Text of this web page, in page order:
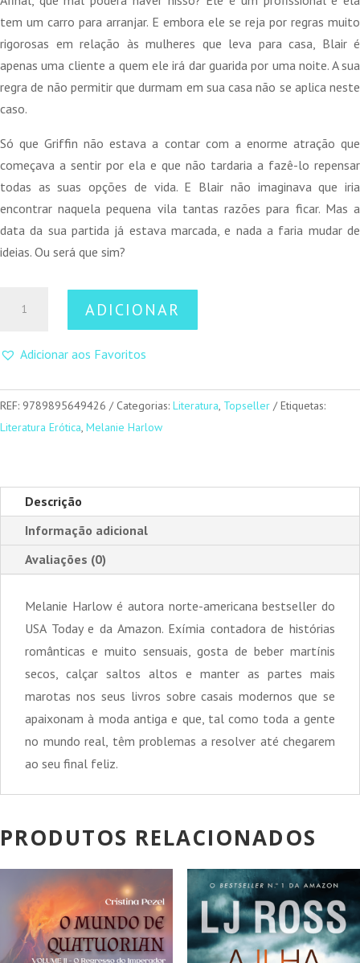
tem um carro para arranjar. E embora ele se reja por regras muito
rigorosas em relação às mulheres que leva para casa, Blair é
apenas uma cliente a quem ele irá dar guarida por uma noite. A sua
regra de não permitir que durmam em sua casa não se aplica neste
caso.
Só que Griffin não estava a contar com a enorme atração que
começava a sentir por ela e que não tardaria a fazê-lo repensar
todas as suas opções de vida. E Blair não imaginava que iria
encontrar naquela pequena vila tantas razões para ficar. Mas a
data da sua partida já estava marcada, e nada a faria mudar de
ideias. Ou será que sim?
me
ADICIONAR
Adicionar aos Favoritos
REF: 9789895649426 Categorias: Literatura, Topseller
Etiquetas:
Literatura Erótica, Melanie Harlow
Descrição
Informação adicional
Avaliações (0)
Melanie Harlow é autora norte-americana bestseller do
USA Today e da Amazon. Exímia contadora de histórias
românticas e muito sensuais, gosta de beber martínis
secos, calçar saltos altos e manter as partes mais
marotas nos seus livros sobre casais modernos que se
apaixonam à moda antiga e que, tal como toda a gente
no mundo real, têm problemas a resolver até chegarem
ao seu final feliz.
PRODUTOS RELACIONADOS
PROMOÇÃO! PROMOÇÃO!